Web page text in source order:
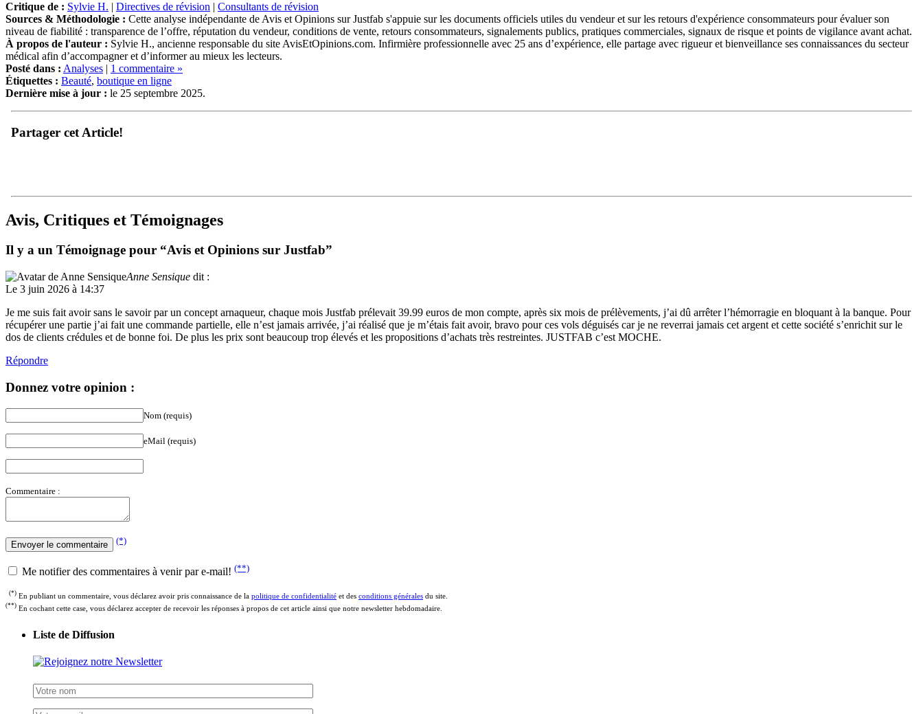
Critique de : Sylvie H. | Directives de révision | Consultants de révision
Sources & Méthodologie : Cette analyse indépendante de Avis et Opinions sur Justfab s'appuie sur les documents officiels utiles du vendeur et sur les retours d'expérience consommateurs pour évaluer son
niveau de fiabilité : transparence de l’offre, réputation du vendeur, conditions de vente, retours consommateurs, signalements publics, pratiques commerciales, signaux de risque et points de vigilance avant achat.
À propos de l'auteur : Sylvie H., ancienne responsable du site AvisEtOpinions.com. Infirmière professionnelle avec 25 ans d’expérience, elle partage avec rigueur et bienveillance ses connaissances du secteur
médical afin d’accompagner et d’informer au mieux les lecteurs.
Posté dans : Analyses | 1 commentaire »
Étiquettes : Beauté, boutique en ligne
Dernière mise à jour : le 25 septembre 2025.
Partager cet Article!
Avis, Critiques et Témoignages
Il y a un Témoignage pour “Avis et Opinions sur Justfab”
Anne Sensique dit :
Le 3 juin 2026 à 14:37
Je me suis fait avoir sans le savoir par un concept arnaqueur, chaque mois Justfab prélevait 39.99 euros de mon compte, après six mois de prélèvements, j’ai dû arrêter l’hémorragie en bloquant à la banque. Pour
récupérer une partie j’ai fait une commande partielle, elle n’est jamais arrivée, j’ai réalisé que je m’étais fait avoir, bravo pour ces vols déguisés car je ne reverrai jamais cet argent et cette société s’enrichit sur le
dos de clients crédules et de bonne foi. De plus les prix sont beaucoup trop élevés et les propositions d’achats très restreintes. JUSTFAB c’est MOCHE.
Répondre
Donnez votre opinion :
Nom (requis)
eMail (requis)
Commentaire :
(*)
Me notifier des commentaires à venir par e-mail! (**)
(*) En publiant un commentaire, vous déclarez avoir pris connaissance de la politique de confidentialité et des conditions générales du site.
(**) En cochant cette case, vous déclarez accepter de recevoir les réponses à propos de cet article ainsi que notre newsletter hebdomadaire.
Liste de Diffusion